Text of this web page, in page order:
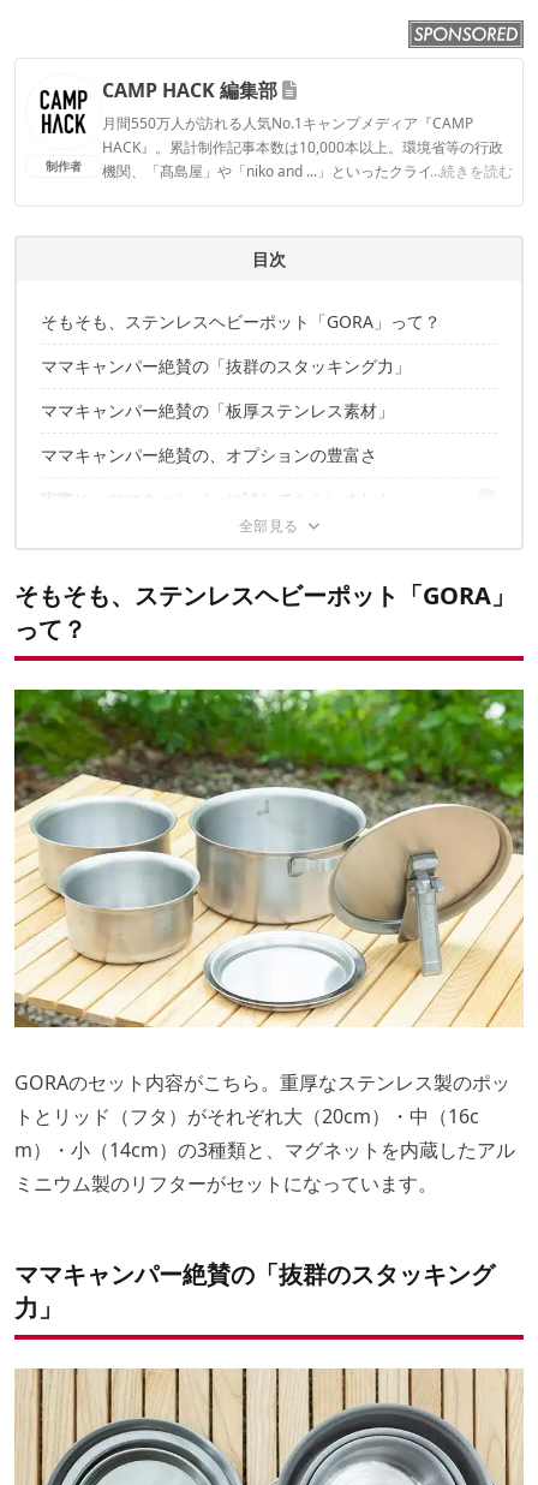
制作者
CAMP HACK 編集部
月間550万人が訪れる人気No.1キャンプメディア『CAMP
HACK』。累計制作記事本数は10,000本以上。環境省等の行政
機関、「髙島屋」や「niko and ...」といったクライアントとの
...続きを読む
CAMP HACK 編集部のプロフィール
目次
そもそも、ステンレスヘビーポット「GORA」って？
ママキャンパー絶賛の「抜群のスタッキング力」
ママキャンパー絶賛の「板厚ステンレス素材」
ママキャンパー絶賛の、オプションの豊富さ
実際に、ママキャンパーに試してもらいました
「もう料理用バットが要りません」
「鍋つかみ不要の優れたリフター」
「掴んだときの安定感もよく、重さが気にならない」
アウトドアだけじゃない、自宅でも使える
万能なアウトドアクッカー、それは「GORA」でした
そもそも、ステンレスヘビーポット「GORA」
って？
GORAのセット内容がこちら。重厚なステンレス製のポッ
トとリッド（フタ）がそれぞれ大（20cm）・中（16c
m）・小（14cm）の3種類と、マグネットを内蔵したアル
ミニウム製のリフターがセットになっています。
ママキャンパー絶賛の「抜群のスタッキング
力」